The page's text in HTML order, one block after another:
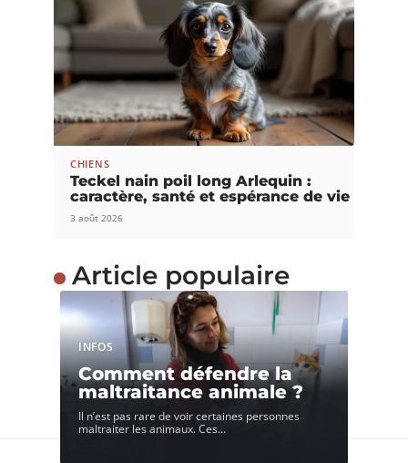
CHIENS
Teckel nain poil long Arlequin :
caractère, santé et espérance de vie
3 août 2026
Article populaire
INFOS
Comment défendre la
maltraitance animale ?
Il n’est pas rare de voir certaines personnes
maltraiter les animaux. Ces…